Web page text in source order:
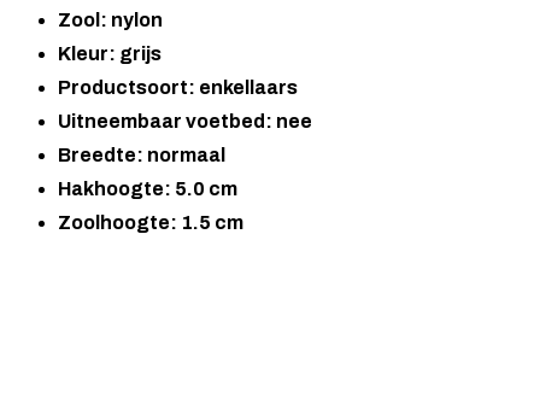
Zool: nylon
Kleur: grijs
Productsoort: enkellaars
Uitneembaar voetbed: nee
Breedte: normaal
Hakhoogte: 5.0 cm
Zoolhoogte: 1.5 cm